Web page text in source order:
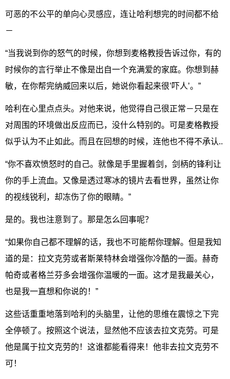
可恶的不公平的单向心灵感应，连让哈利想完的时间都不给
－
“当我说到你的怒气的时候，你想到麦格教授告诉过你，有的
时候你的言行举止不像是出自一个充满爱的家庭。你想到赫
敏，在你帮完纳威回来以后，她说你看起来很’吓人’。”
哈利在心里点点头。对他来说，他觉得自己很正常－只是在
对周围的环境做出反应而已，没什么特别的。可是麦格教授
似乎认为不止如此。而且在回想的时候，连他也不得不承认..
“你不喜欢愤怒时的自己。就像是手里握着剑，剑柄的锋利让
你的手上流血。又像是透过寒冰的镜片去看世界，虽然让你
的视线锐利，却冻伤了你的眼睛。”
是的。我也注意到了。那是怎么回事呢？
“如果你自己都不理解的话，我也不可能帮你理解。但是我知
道的是：拉文克劳或者斯莱特林会增强你冷酷的一面。赫奇
帕奇或者格兰芬多会增强你温暖的一面。这才是我最关心，
也是我一直想和你说的！”
这些话重重地落到哈利的头脑里，让他的思维在震惊之下完
全停顿了。按照这个说法，显然他不应该去拉文克劳。可是
他是属于拉文克劳的！这谁都能看得来！他非去拉文克劳不
可！